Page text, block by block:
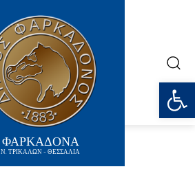
ΦΑΡΚΑΔΟΝΑ
Ν. ΤΡΙΚΑΛΩΝ - ΘΕΣΣΑΛΙΑ